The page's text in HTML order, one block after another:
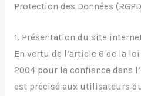
Protection des Données
1. Présentation du site interne
En vertu de l’article 6 de la
2004 pour la confiance dans
est précisé aux utilisateurs